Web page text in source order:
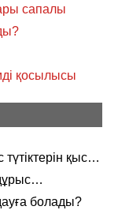
сапалы
қосылысы
қысу
болады?